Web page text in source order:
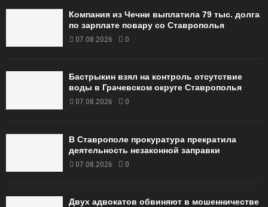
Компания из Чечни выплатила 79 тыс. долга
по зарплате повару со Ставрополья
07.08.2026 0
Бастрыкин взял на контроль отсутствие
воды в Грачевском округе Ставрополья
07.08.2026 0
В Ставрополе прокуратура прекратила
деятельность незаконной заправки
07.08.2026 0
Двух адвокатов обвиняют в мошенничестве